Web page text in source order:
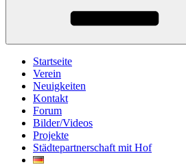
Startseite
Verein
Neuigkeiten
Kontakt
Forum
Bilder/Videos
Projekte
Städtepartnerschaft mit Hof